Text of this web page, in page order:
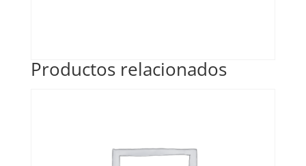
Productos relacionados